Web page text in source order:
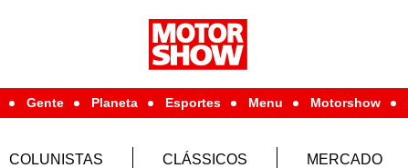
Gente Planeta Esportes Menu Motorshow
COLUNISTAS CLÁSSICOS MERCADO